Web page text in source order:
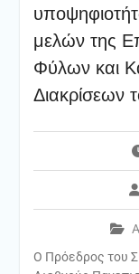
μελών της
Φύλων και
Διακρίσεων
Ο Πρόεδρος του